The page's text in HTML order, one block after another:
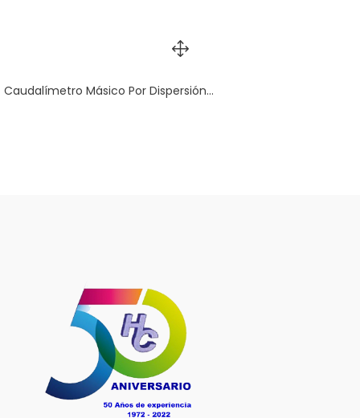
Caudalímetro Másico Por Dispersión...